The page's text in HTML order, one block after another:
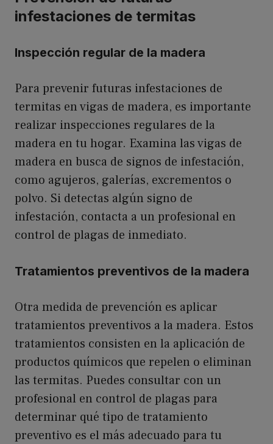
infestaciones de termitas
Inspección regular de la madera
Para prevenir futuras infestaciones de
termitas en vigas de madera, es importante
realizar inspecciones regulares de la
madera en tu hogar. Examina las vigas de
madera en busca de signos de infestación,
como agujeros, galerías, excrementos o
polvo. Si detectas algún signo de
infestación, contacta a un profesional en
control de plagas de inmediato.
Tratamientos preventivos de la madera
Otra medida de prevención es aplicar
tratamientos preventivos a la madera. Estos
tratamientos consisten en la aplicación de
productos químicos que repelen o eliminan
las termitas. Puedes consultar con un
profesional en control de plagas para
determinar qué tipo de tratamiento
preventivo es el más adecuado para tu